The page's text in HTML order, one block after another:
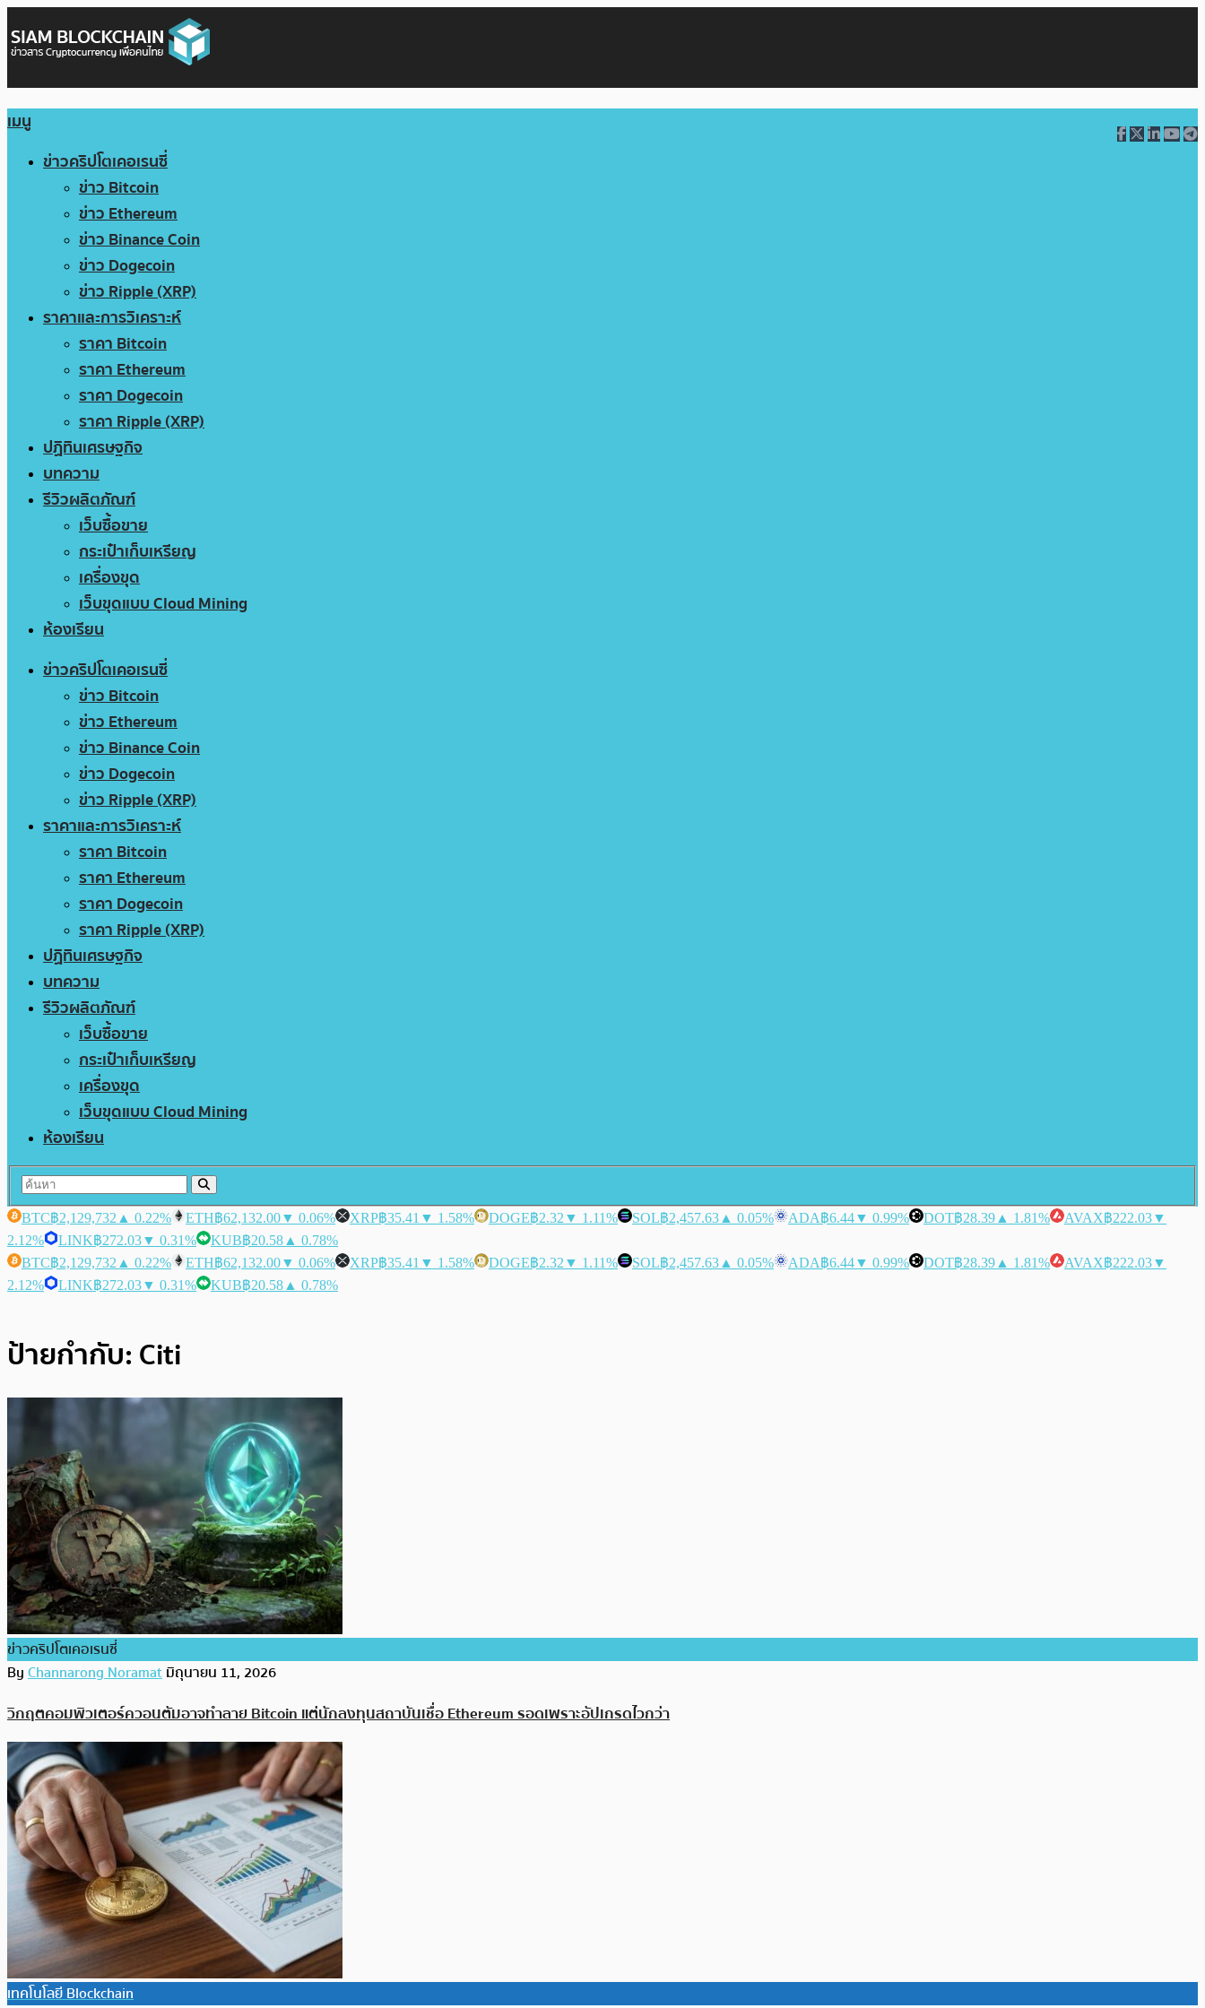
เมนู
ข่าวคริปโตเคอเรนซี่
ข่าว Bitcoin
ข่าว Ethereum
ข่าว Binance Coin
ข่าว Dogecoin
ข่าว Ripple (XRP)
ราคาและการวิเคราะห์
ราคา Bitcoin
ราคา Ethereum
ราคา Dogecoin
ราคา Ripple (XRP)
ปฏิทินเศรษฐกิจ
บทความ
รีวิวผลิตภัณฑ์
เว็บซื้อขาย
กระเป๋าเก็บเหรียญ
เครื่องขุด
เว็บขุดแบบ Cloud Mining
ห้องเรียน
ข่าวคริปโตเคอเรนซี่
ข่าว Bitcoin
ข่าว Ethereum
ข่าว Binance Coin
ข่าว Dogecoin
ข่าว Ripple (XRP)
ราคาและการวิเคราะห์
ราคา Bitcoin
ราคา Ethereum
ราคา Dogecoin
ราคา Ripple (XRP)
ปฏิทินเศรษฐกิจ
บทความ
รีวิวผลิตภัณฑ์
เว็บซื้อขาย
กระเป๋าเก็บเหรียญ
เครื่องขุด
เว็บขุดแบบ Cloud Mining
ห้องเรียน
BTC฿2,129,732 ▲ 0.22% ETH฿62,132.00▼ 0.06% XRP฿35.41 ▼ 1.58% DOGE฿2.32 ▼ 1.11% SOL฿2,457.63 ▲ 0.05% ADA฿6.44▼ 0.99% DOT฿28.39 ▲ 1.81% AVAX฿222.03▼
2.12%
LINK฿272.03▼ 0.31% KUB฿20.58 ▲ 0.78%
BTC฿2,129,732 ▲ 0.22% ETH฿62,132.00▼ 0.06% XRP฿35.41 ▼ 1.58% DOGE฿2.32 ▼ 1.11% SOL฿2,457.63 ▲ 0.05% ADA฿6.44▼ 0.99% DOT฿28.39 ▲ 1.81% AVAX฿222.03▼
2.12%
LINK฿272.03▼ 0.31% KUB฿20.58 ▲ 0.78%
ป้ายกำกับ: Citi
ข่าวคริปโตเคอเรนซี่
ByChannarong Noramatมิถุนายน 11, 2026
วิกฤตคอมพิวเตอร์ควอนตัมอาจทำลาย Bitcoin แต่นักลงทุนสถาบันเชื่อ Ethereum รอดเพราะอัปเกรดไวกว่า
เทคโนโลยี Blockchain